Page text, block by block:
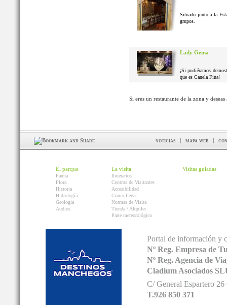
Situado junto a la
grupos.
Lady Gema
¡Si pudiéramos
que es Canela Fina!
Si eres un restaurante de la zona y
noticias | mapa web |
El parque
Fauna
Flora
Historia
Hidrología
Geología
Audios
La visita
Itinerarios
Centros de Visitantes
Accesibilidad
Como llegar
Normas de Visita
Tienda / Alquiler
Parte meteorológico
Visitas guiadas
Portal de información y
Nº Reg. Empresa de
Nº Reg. Agencia de
Cladium Asociados
C/ General Espartero
T.926 850 371